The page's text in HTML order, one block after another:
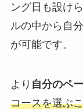
ング日も設け
ルの中から自
が可能です。
より 自分のペ
コースを選ぶ